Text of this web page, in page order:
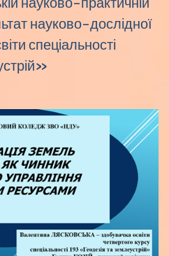
науково-дослідної
спеціальності